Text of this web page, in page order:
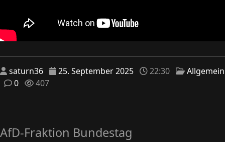
saturn36 25. September 2025 22:30
Allgemein
0
407
AfD-Fraktion Bundestag